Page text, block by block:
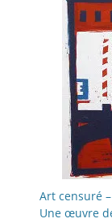
Art censuré –
Une œuvre